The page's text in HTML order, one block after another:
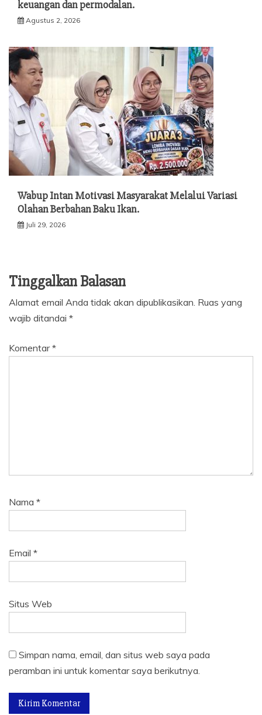
keuangan dan permodalan.
Agustus 2, 2026
Wabup Intan Motivasi Masyarakat Melalui Variasi
Olahan Berbahan Baku Ikan.
Juli 29, 2026
Tinggalkan Balasan
Alamat email Anda tidak akan dipublikasikan. Ruas yang
wajib ditandai *
Komentar*
Nama *
Email *
Situs Web
Simpan nama, email, dan situs web saya pada
peramban ini untuk komentar saya berikutnya.